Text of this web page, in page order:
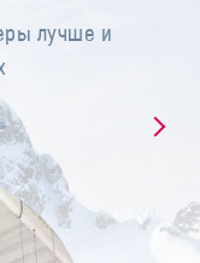
лучше и